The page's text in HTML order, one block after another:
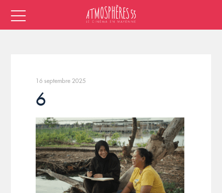
16 septembre 2025
6